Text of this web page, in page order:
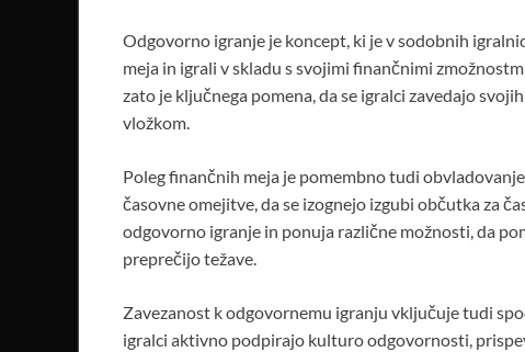
Odgovorno igranje je koncept, ki je v sodobnih
meja in igrali v skladu s svojimi finančnimi
zato je ključnega pomena, da se igralci zavedajo
vložkom.
Poleg finančnih meja je pomembno tudi
časovne omejitve, da se izognejo izgubi občutka za
odgovorno igranje in ponuja različne možnosti, da
preprečijo težave.
Zavezanost k odgovornemu igranju vključuje tudi
igralci aktivno podpirajo kulturo odgovornosti,